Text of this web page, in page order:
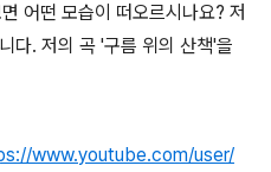
어떤 모습이 떠오르시나요? 저
다. 저의 곡 '구름 위의 산책'을
www.youtube.com/user/